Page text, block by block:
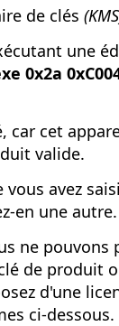
de clés
une
0x2a
car cet
valide.
avez
en une autre.
ne pouvons
de produit
d'une
ci-